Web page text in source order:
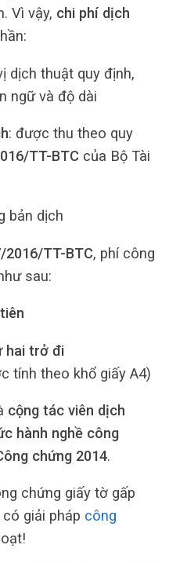
Vì vậy, chi phí dịch
dịch thuật quy định,
ngữ và độ dài
: được thu theo quy
TT-BTCcủa Bộ Tài
bản dịch
2016/TT-BTC, phí công
sau:
hai trở đi
tính theo khổ giấy A4)
cộng tác viên dịch
hành nghề công
chứng 2014.
chứng giấy tờ gấp
giải pháp công